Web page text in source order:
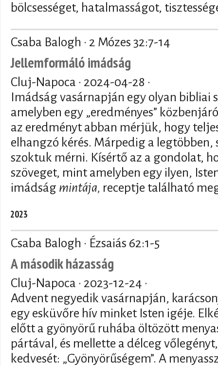
bölcsességet, hatalmasságot,
Csaba Balogh · 2 Mózes 32:7-14
Jellemformáló imádság
Cluj-Napoca · 2024-04-28 ·
Imádság vasárnapján egy olyan bibliai
amelyben egy „eredményes”
az eredményt abban mérjük, hogy
elhangzó kérés. Márpedig a legtöbben,
szoktuk mérni. Kísértő az a gondolat,
szöveget, mint amelyben egy ilyen,
imádság mintája, receptje található
2023
Csaba Balogh · Ézsaiás 62:1-5
A második házasság
Cluj-Napoca · 2023-12-24 ·
Advent negyedik vasárnapján,
egy esküvőre hív minket Isten igéje.
előtt a gyönyörű ruhába öltözött
pártával, és mellette a délceg
kedvesét: „Gyönyörűségem”. A